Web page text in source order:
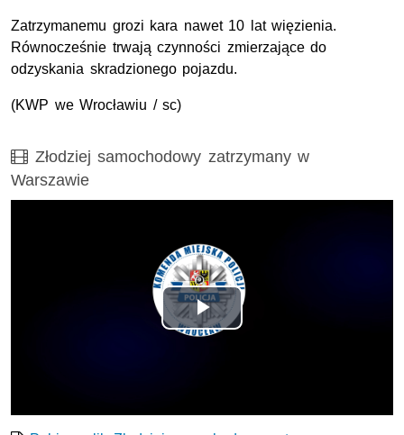
Zatrzymanemu grozi kara nawet 10 lat więzienia.
Równocześnie trwają czynności zmierzające do
odzyskania skradzionego pojazdu.
(KWP we Wrocławiu / sc)
Film
Złodziej samochodowy zatrzymany w
Warszawie
Odtwórz